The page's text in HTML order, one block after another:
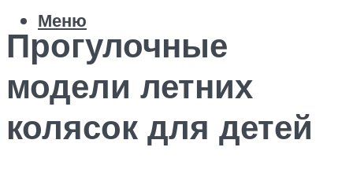
Меню
Прогулочные
модели летних
колясок для детей